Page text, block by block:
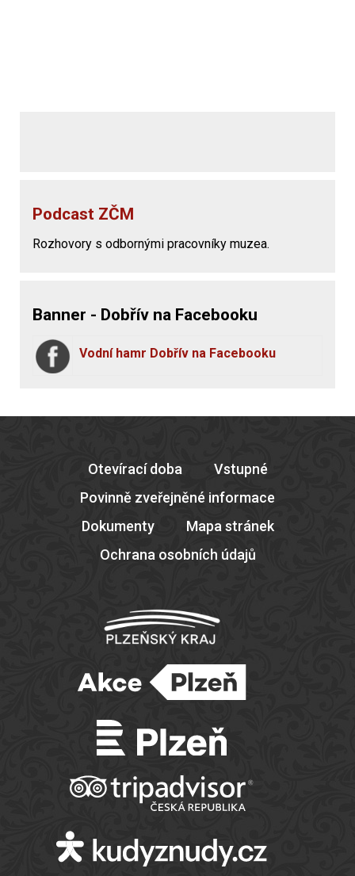
Podcast ZČM
Rozhovory s odbornými pracovníky muzea.
Banner - Dobřív na Facebooku
Vodní hamr Dobřív na Facebooku
Otevírací doba
Vstupné
Povinně zveřejněné informace
Dokumenty
Mapa stránek
Ochrana osobních údajů